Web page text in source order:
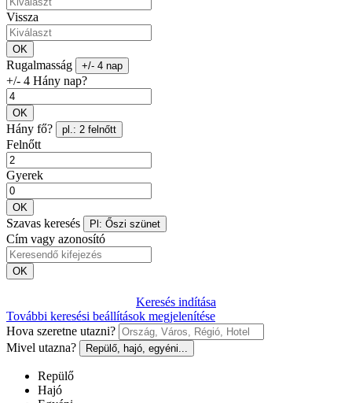
Vissza
OK
Rugalmasság +/- 4 nap
+/- 4 Hány nap?
OK
Hány fő? pl.: 2 felnőtt
Felnőtt
Gyerek
OK
Szavas keresés Pl: Őszi szünet
Cím vagy azonosító
OK
Keresés indítása
További keresési beállítások megjelenítése
Hova szeretne utazni?
Mivel utazna?
Repülő, hajó, egyéni...
Repülő
Hajó